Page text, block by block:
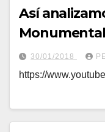
Así
Monumental
30/01/2018
https://